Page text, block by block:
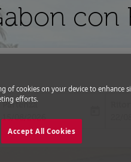
con
Partenza
fc-booking-departure-date-aria-
15/08/2026
fc-
of cookies on your device to enhance
efforts.
Accept All Cookies